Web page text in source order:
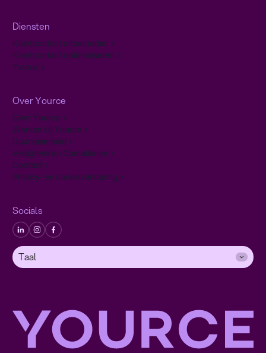
Diensten
Klantcontact uitbesteden
Klantcontact optimaliseren
Yava.ai
Over Yource
Over Yource
Werken bij Yource
Duurzaamheid
Veiligheid en Compliance
Contact
Privacy- en cookieverklaring
Socials
Taal